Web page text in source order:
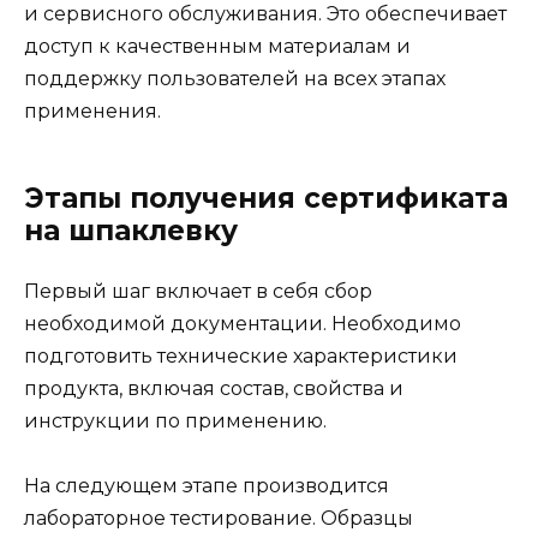
и сервисного обслуживания. Это обеспечивает
доступ к качественным материалам и
поддержку пользователей на всех этапах
применения.
Этапы получения сертификата
на шпаклевку
Первый шаг включает в себя сбор
необходимой документации. Необходимо
подготовить технические характеристики
продукта, включая состав, свойства и
инструкции по применению.
На следующем этапе производится
лабораторное тестирование. Образцы